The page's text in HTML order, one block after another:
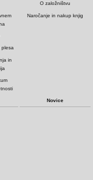
plesa
in
O založništvu
Naročanje in nakup knjig
Novice